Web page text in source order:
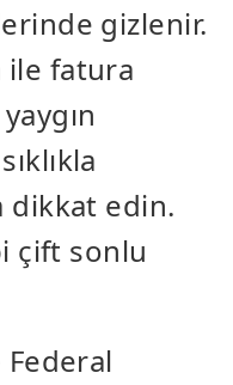
gizlenir.
ile fatura
dikkat edin.
çift sonlu